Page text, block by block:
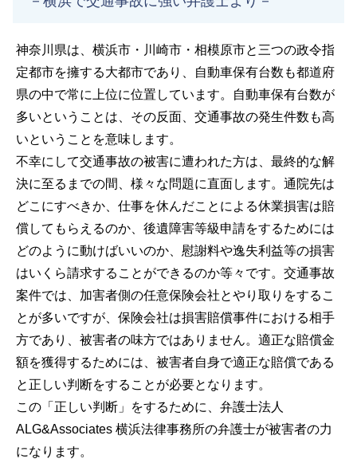
神奈川県は、横浜市・川崎市・相模原市と三つの政令指
定都市を擁する大都市であり、自動車保有台数も都道府
県の中で常に上位に位置しています。自動車保有台数が
多いということは、その反面、交通事故の発生件数も高
いということを意味します。
不幸にして交通事故の被害に遭われた方は、最終的な解
決に至るまでの間、様々な問題に直面します。通院先は
どこにすべきか、仕事を休んだことによる休業損害は賠
償してもらえるのか、後遺障害等級申請をするためには
どのように動けばいいのか、慰謝料や逸失利益等の損害
はいくら請求することができるのか等々です。交通事故
案件では、加害者側の任意保険会社とやり取りをするこ
とが多いですが、保険会社は損害賠償事件における相手
方であり、被害者の味方ではありません。適正な賠償金
額を獲得するためには、被害者自身で適正な賠償である
と正しい判断をすることが必要となります。
この「正しい判断」をするために、弁護士法人
ALG&Associates 横浜法律事務所の弁護士が被害者の力
になります。